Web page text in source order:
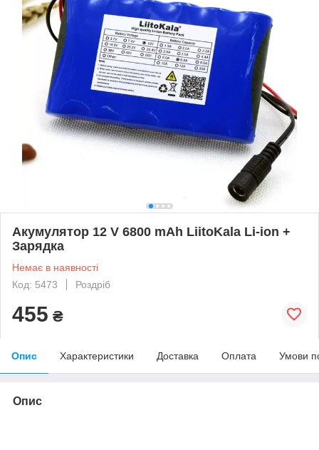
Акумулятор 12 V 6800 mAh LiitoKala Li-ion +
Зарядка
Немає в наявності
Код: 5473
Роздріб
455 ₴
Опис Характеристики Доставка Оплата Умови
Опис